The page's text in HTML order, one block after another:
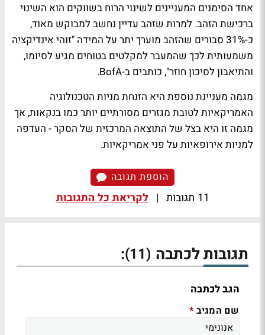
אחד הסימנים המעניינים לשינוי הרוח בשווקים הוא השינוי
ברכישת הזהב. למרות שזהב עדיין נחשב למבוקש מאוד,
כ-31% סבורים שהזהב מוערך יתר על המידה "זוהי אינדיקציה
משמעותית לכך שהמעבר למקלטים בטוחים מגיע לסיומו,
והתיאבון לסיכון חוזר", כותבים ב-BofA.
מגמה מעניינת נוספת היא הזנחת מניות הטכנולוגיה
האמריקאיות לטובת מגזרים מסורתיים יותר כמו בנקאות, אך
מגמה זו היא בצל של התוצאה המרכזית של הסקר - העדפה
למניות אירופאיות על פני אמריקאיות.
הוספת תגובה
11 תגובות | לקריאת כל התגובות
תגובות לכתבה (11)
:
הגב לכתבה
שם המגיב *